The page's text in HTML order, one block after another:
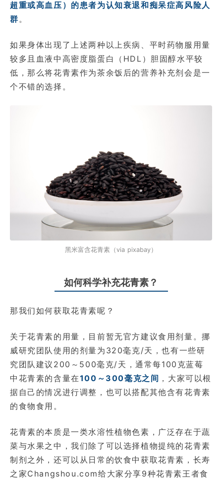
超重或高血压）的患者为认知衰退和痴呆症高风险人
群 。
如果身体出现了上述两种以上疾病、平时药物服用量
较多且血液中高密度脂蛋白（HDL）胆固醇水平较
低，那么将花青素作为茶余饭后的营养补充剂会是一
个不错的选择。
黑米富含花青素（via pixabay）
如何科学补充花青素？
那我们如何获取花青素呢？
关于花青素的用量，目前暂无官方建议食用剂量。挪
威研究团队使用的剂量为320毫克/天，也有一些研
究团队建议200～500毫克/天，通常每100克蓝莓
中花青素的含量在100～300毫克之间 ，大家可以根
据自己的情况进行调整，也可以搭配其他含有花青素
的食物食用。
花青素的本质是一类水溶性植物色素，广泛存在于蔬
菜与水果之中，我们除了可以选择植物提纯的花青素
制剂之外，还可以从日常的饮食中获取花青素，长寿
之家Changshou.com给大家分享9种花青素王者食